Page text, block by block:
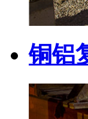
铜铝